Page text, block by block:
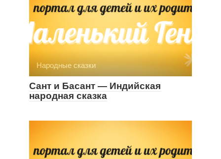
Народные сказки
Сант и Басант — Индийская
народная сказка